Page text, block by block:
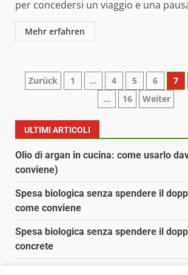
per concedersi un viaggio e una
Mehr erfahren
Paginazione
articoli
Zurück 1 … 4 5 6 7
…
16 Weiter
ULTIMI ARTICOLI
Olio di argan in cucina: come usarlo
conviene)
Spesa biologica senza spendere il
come conviene
Spesa biologica senza spendere il
concrete